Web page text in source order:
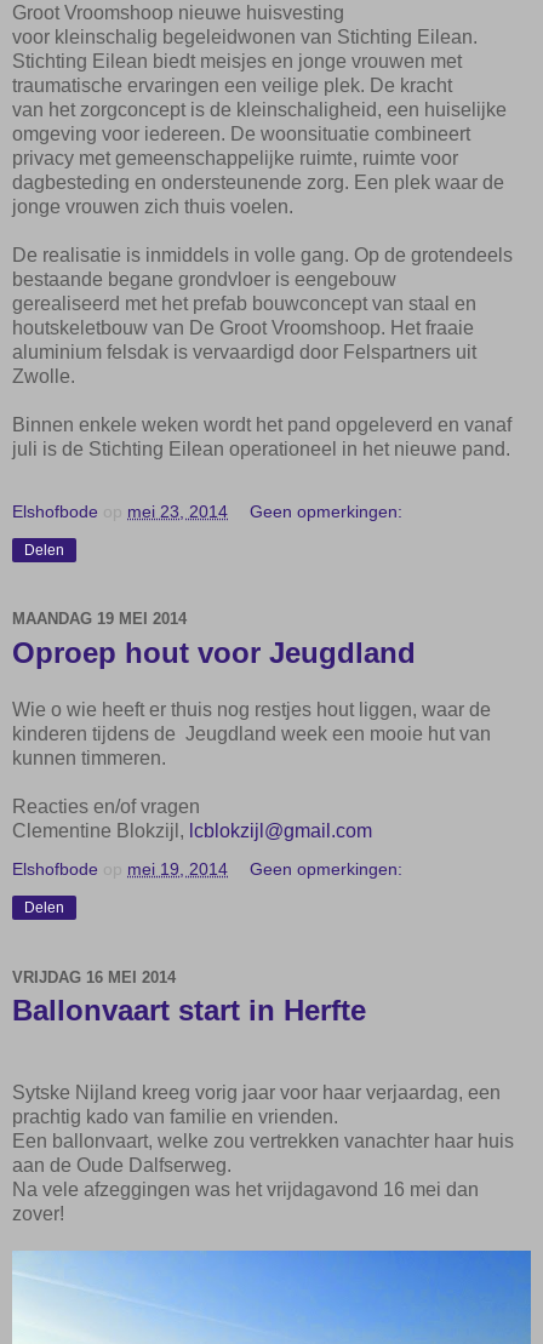
Groot Vroomshoop nieuwe huisvesting
voor kleinschalig begeleidwonen van Stichting Eilean.
Stichting Eilean biedt meisjes en jonge vrouwen met
traumatische ervaringen een veilige plek. De kracht
van het zorgconcept is de kleinschaligheid, een huiselijke
omgeving voor iedereen. De woonsituatie combineert
privacy met gemeenschappelijke ruimte, ruimte voor
dagbesteding en ondersteunende zorg. Een plek waar de
jonge vrouwen zich thuis voelen.
De realisatie is inmiddels in volle gang. Op de grotendeels
bestaande begane grondvloer is eengebouw
gerealiseerd met het prefab bouwconcept van staal en
houtskeletbouw van De Groot Vroomshoop. Het fraaie
aluminium felsdak is vervaardigd door Felspartners uit
Zwolle.
Binnen enkele weken wordt het pand opgeleverd en vanaf
juli is de Stichting Eilean operationeel in het nieuwe pand.
Elshofbode op mei 23, 2014 Geen opmerkingen:
Delen
MAANDAG 19 MEI 2014
Oproep hout voor Jeugdland
Wie o wie heeft er thuis nog restjes hout liggen, waar de
kinderen tijdens de Jeugdland week een mooie hut van
kunnen timmeren.
Reacties en/of vragen
Clementine Blokzijl , lcblokzijl@gmail.com
Elshofbode op mei 19, 2014 Geen opmerkingen:
Delen
VRIJDAG 16 MEI 2014
Ballonvaart start in Herfte
Sytske Nijland kreeg vorig jaar voor haar verjaardag, een
prachtig kado van familie en vrienden.
Een ballonvaart, welke zou vertrekken vanachter haar huis
aan de Oude Dalfserweg.
Na vele afzeggingen was het vrijdagavond 16 mei dan
zover!